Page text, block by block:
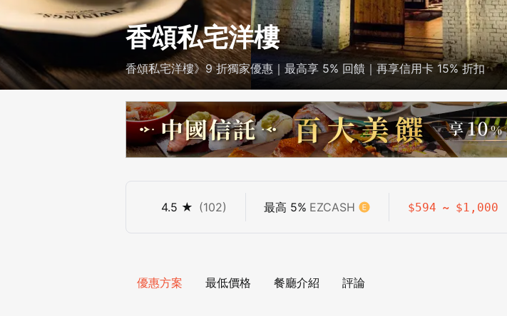
香頌私宅洋樓
香頌私宅洋樓》9 折獨家優惠｜最高享 5% 回饋｜再享信用卡 15% 折扣
4.5 ★ (102) 最高 5% EZCASH $594 ~ $1,000
優惠方案 最低價格 餐廳介紹 評論